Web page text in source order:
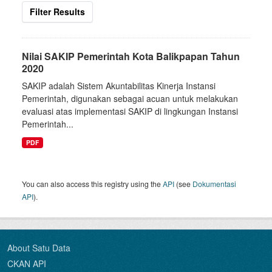
Filter Results
Nilai SAKIP Pemerintah Kota Balikpapan Tahun
2020
SAKIP adalah Sistem Akuntabilitas Kinerja Instansi
Pemerintah, digunakan sebagai acuan untuk melakukan
evaluasi atas implementasi SAKIP di lingkungan Instansi
Pemerintah...
PDF
You can also access this registry using theAPI (see Dokumentasi
API).
About Satu Data
CKAN API